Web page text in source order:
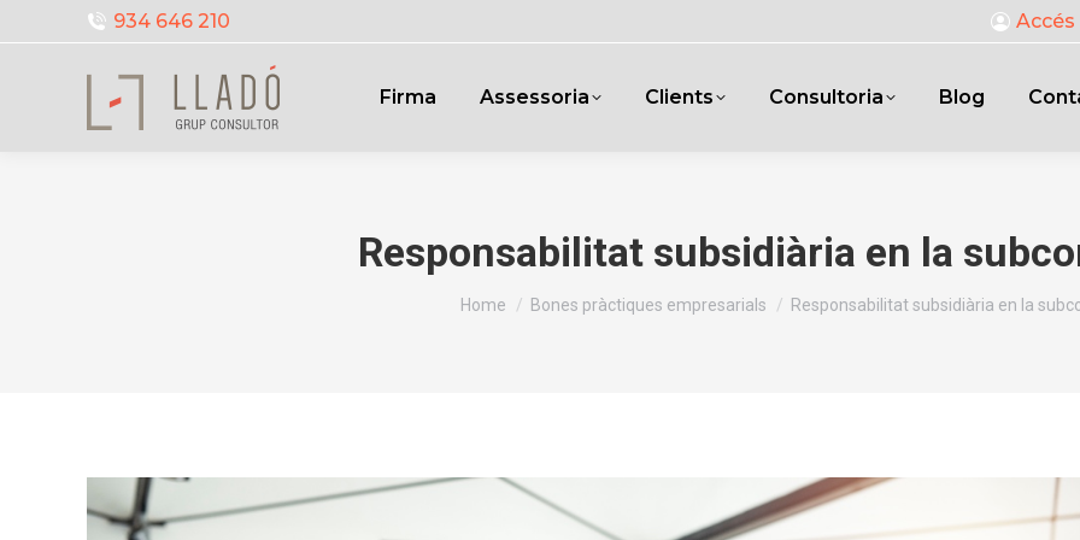
934 646 210
Firma Assessoria Clients Consultoria Blog
Responsabilitat subsidiària en la
You are here:
Home Bones pràctiques empresarials Responsabilitat subsidiària en la